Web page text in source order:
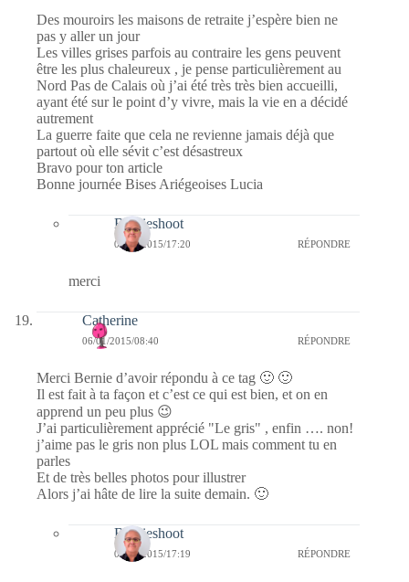
Des mouroirs les maisons de retraite j’espère bien ne
pas y aller un jour
Les villes grises parfois au contraire les gens peuvent
être les plus chaleureux , je pense particulièrement au
Nord Pas de Calais où j’ai été très très bien accueilli,
ayant été sur le point d’y vivre, mais la vie en a décidé
autrement
La guerre faite que cela ne revienne jamais déjà que
partout où elle sévit c’est désastreux
Bravo pour ton article
Bonne journée Bises Ariégeoises Lucia
Bernieshoot
08/01/2015/17:20 RÉPONDRE
merci
Catherine
06/01/2015/08:40 RÉPONDRE
Merci Bernie d’avoir répondu à ce tag 🙂 🙂
Il est fait à ta façon et c’est ce qui est bien, et on en
apprend un peu plus 😉
J’ai particulièrement apprécié "Le gris" , enfin …. non!
j’aime pas le gris non plus LOL mais comment tu en
parles
Et de très belles photos pour illustrer
Alors j’ai hâte de lire la suite demain. 🙂
Bernieshoot
08/01/2015/17:19 RÉPONDRE